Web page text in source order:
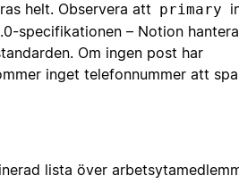
helt. Observera att primary
specifikationen – Notion
Om ingen post har
inget telefonnummer att
lista över